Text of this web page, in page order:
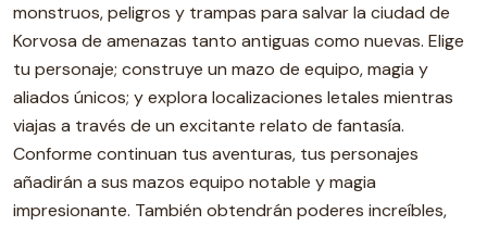
monstruos, peligros y trampas para salvar la ciudad de
Korvosa de amenazas tanto antiguas como nuevas. Elige
tu personaje; construye un mazo de equipo, magia y
aliados únicos; y explora localizaciones letales mientras
viajas a través de un excitante relato de fantasía.
Conforme continuan tus aventuras, tus personajes
añadirán a sus mazos equipo notable y magia
impresionante. También obtendrán poderes increíbles,